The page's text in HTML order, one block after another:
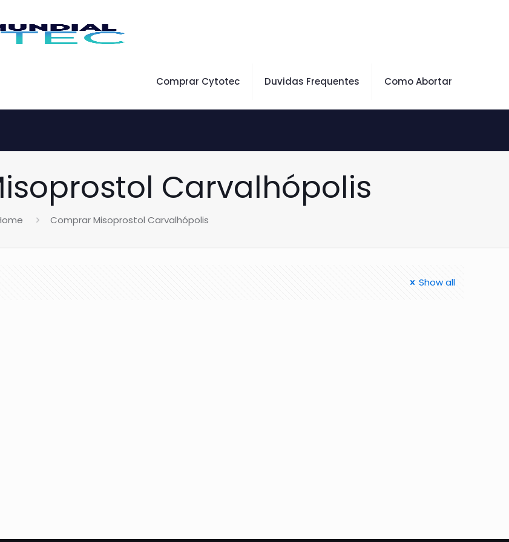
Comprar Cytotec Duvidas Frequentes Como Abortar
Carvalhópolis
Comprar Misoprostol Carvalhópolis
Show all